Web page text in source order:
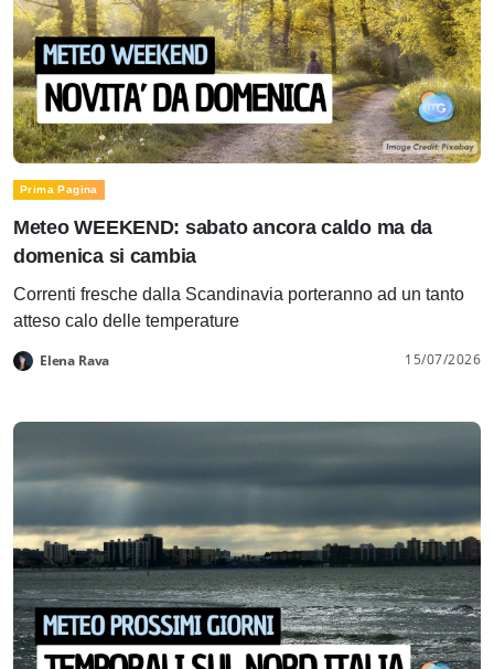
Prima Pagina
Meteo WEEKEND: sabato ancora caldo ma da
domenica si cambia
Correnti fresche dalla Scandinavia porteranno ad un tanto
atteso calo delle temperature
Elena Rava 15/07/2026